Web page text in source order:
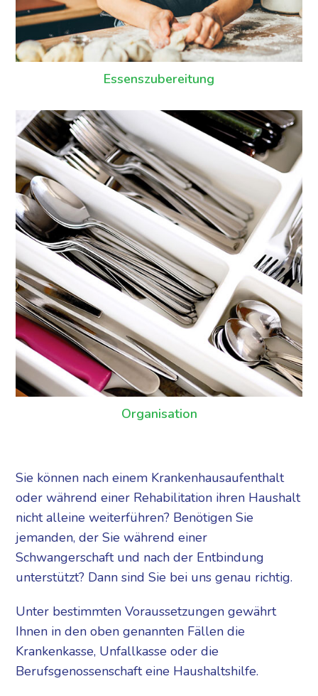
Essenszubereitung
Organisation
Sie können nach einem Krankenhausaufenthalt
oder während einer Rehabilitation ihren Haushalt
nicht alleine weiterführen? Benötigen Sie
jemanden, der Sie während einer
Schwangerschaft und nach der Entbindung
unterstützt? Dann sind Sie bei uns genau richtig.
Unter bestimmten Voraussetzungen gewährt
Ihnen in den oben genannten Fällen die
Krankenkasse, Unfallkasse oder die
Berufsgenossenschaft eine Haushaltshilfe.